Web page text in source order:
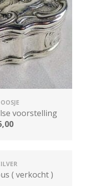
voorstelling
( verkocht )